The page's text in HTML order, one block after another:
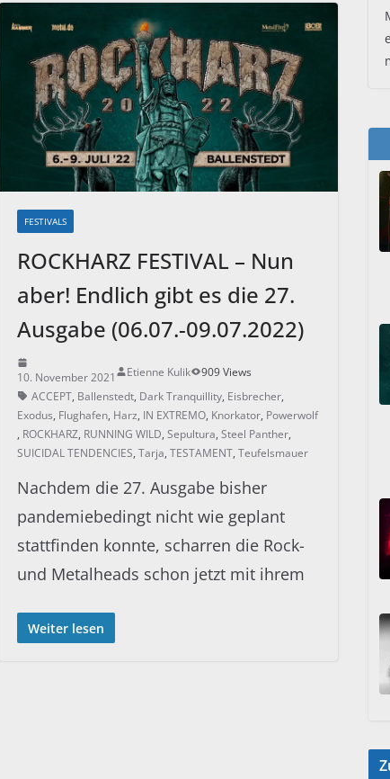
FESTIVALS
ROCKHARZ FESTIVAL – Nun
aber! Endlich gibt es die 27.
Ausgabe (06.07.-09.07.2022)
10. November 2021 Etienne Kulik
909 Views
ACCEPT, Ballenstedt, Dark Tranquillity, Eisbrecher,
Exodus, Flughafen, Harz, IN EXTREMO, Knorkator, Powerwolf
, ROCKHARZ, RUNNING WILD,Sepultura,Steel Panther,
SUICIDAL TENDENCIES,Tarja,TESTAMENT,Teufelsmauer
Nachdem die 27. Ausgabe bisher
pandemiebedingt nicht wie geplant
stattfinden konnte, scharren die Rock-
und Metalheads schon jetzt mit ihrem
Weiter lesen